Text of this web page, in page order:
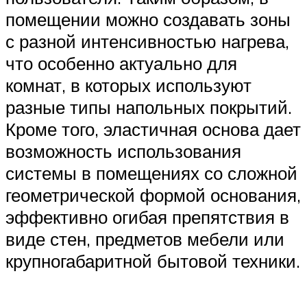
помещении можно создавать зоны
с разной интенсивностью нагрева,
что особенно актуально для
комнат, в которых используют
разные типы напольных покрытий.
Кроме того, эластичная основа дает
возможность использования
системы в помещениях со сложной
геометрической формой основания,
эффективно огибая препятствия в
виде стен, предметов мебели или
крупногабаритной бытовой техники.